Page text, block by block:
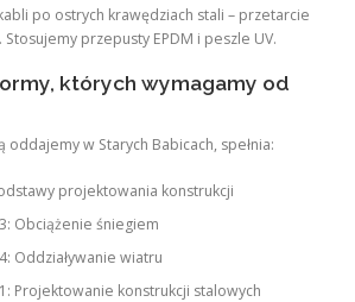
po ostrych krawędziach stali – przetarcie
przepusty EPDM i peszle UV.
których wymagamy od
oddajemy w Starych Babicach, spełnia:
projektowania konstrukcji
Obciążenie śniegiem
Oddziaływanie wiatru
Projektowanie konstrukcji stalowych